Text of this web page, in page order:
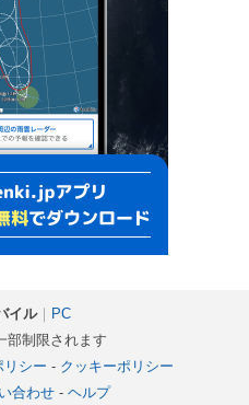
イル｜ PC
部制限されます
リシー - クッキーポリシー
合わせ- ヘルプ